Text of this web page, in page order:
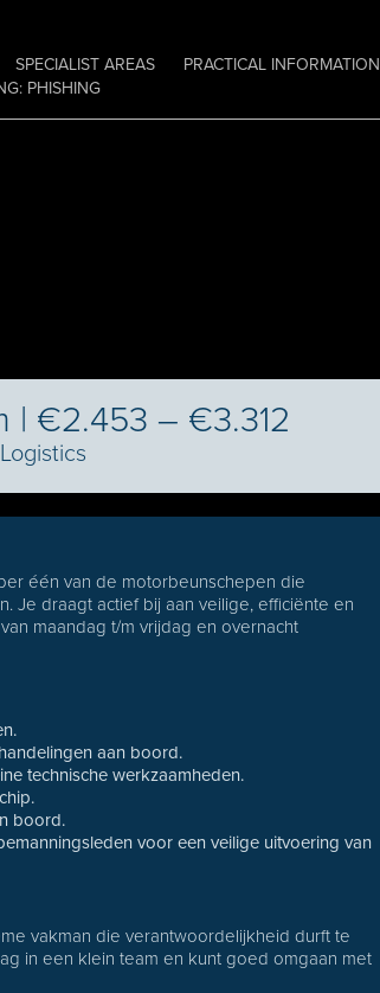
SPECIALIST AREAS PRACTICAL INFORMATION
PHISHING
| €2.453 – €3.312
één van de motorbeunschepen die
Je draagt actief bij aan veilige, efficiënte en
maandag t/m vrijdag en overnacht
aan boord.
technische werkzaamheden.
boord.
voor een veilige uitvoering van
vakman die verantwoordelijkheid durft te
in een klein team en kunt goed omgaan met